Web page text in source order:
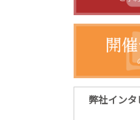
弊社インタ